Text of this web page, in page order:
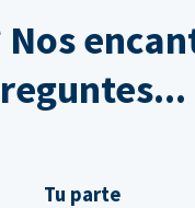
Nos
Tu parte